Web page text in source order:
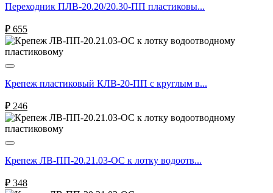
Переходник ПЛВ-20.20/20.30-ПП пластиковы...
₽ 655
Крепеж пластиковый КЛВ-20-ПП с круглым в...
₽ 246
Крепеж ЛВ-ПП-20.21.03-ОС к лотку водоотв...
₽ 348